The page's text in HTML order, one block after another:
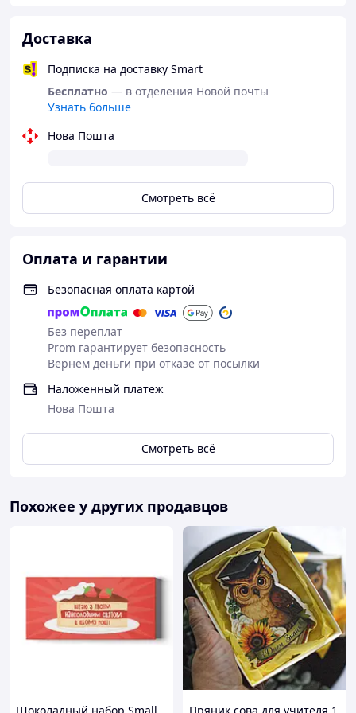
Доставка
Подписка на доставку Smart
Бесплатно — в отделения Новой почты
Узнать больше
Нова Пошта
Смотреть всё
Оплата и гарантии
Безопасная оплата картой
Без переплат
Prom гарантирует безопасность
Вернем деньги при отказе от посылки
Наложенный платеж
Нова Пошта
Смотреть всё
Похожее у других продавцов